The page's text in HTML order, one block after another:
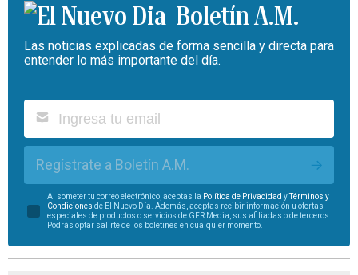
Boletín A.M.
Las noticias explicadas de forma sencilla y directa para
entender lo más importante del día.
Regístrate a Boletín A.M.
Al someter tu correo electrónico, aceptas la Política de Privacidad yTérminos y
Condiciones de El Nuevo Día. Además, aceptas recibir información u ofertas
especiales de productos o servicios de GFR Media, sus afiliadas o de terceros.
Podrás optar salirte de los boletines en cualquier momento.